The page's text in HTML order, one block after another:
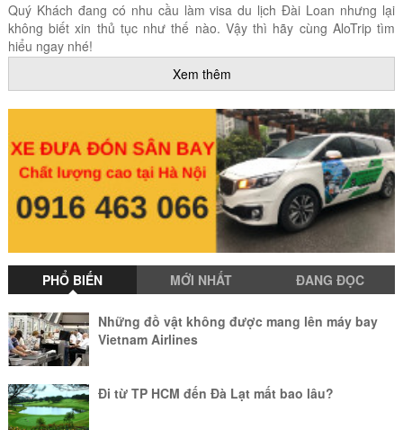
Quý Khách đang có nhu cầu làm visa du lịch Đài Loan nhưng lại
không biết xin thủ tục như thế nào. Vậy thì hãy cùng AloTrip tìm
hiểu ngay nhé!
Xem thêm
PHỔ BIẾN MỚI NHẤT ĐANG ĐỌC
Những đồ vật không được mang lên máy bay
Vietnam Airlines
Đi từ TP HCM đến Đà Lạt mất bao lâu?